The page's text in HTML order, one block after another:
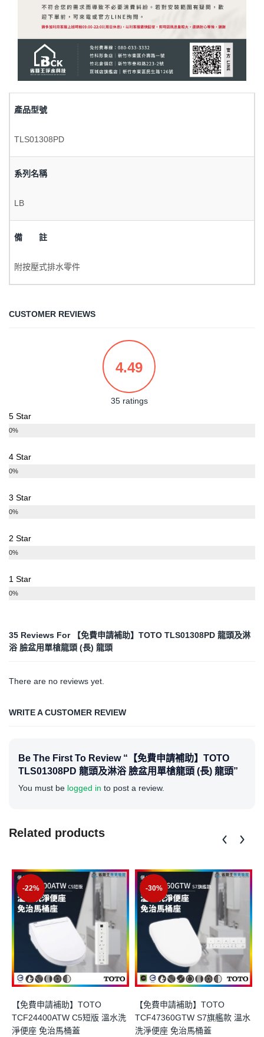
產品型號
TLS01308PD
系列名稱
LB
備 註
附按壓式排水零件
CUSTOMER REVIEWS
4.49
35 ratings
5 Star
0%
4 Star
0%
3 Star
0%
2 Star
0%
1 Star
0%
35 Reviews For
【免費申請補助】TOTO TLS01308PD 龍頭及淋
浴 臉盆用單槍龍頭 (長) 龍頭
There are no reviews yet.
WRITE A CUSTOMER REVIEW
Be The First To Review “【免費申請補助】TOTO
TLS01308PD 龍頭及淋浴 臉盆用單槍龍頭 (長) 龍頭”
You must be logged in to post a review.
Related products
-22%
【免費申請補助】TOTO
TCF24400ATW C5短版 溫水洗
淨便座 免治馬桶蓋
-30%
【免費申請補助】TOTO
TCF47360GTW S7旗艦款 溫水
洗淨便座 免治馬桶蓋